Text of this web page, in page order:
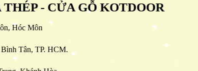
- CỬA GỖ KOTDOOR
Hóc Môn
Tân, TP. HCM.